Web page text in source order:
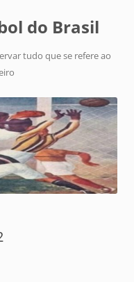
do Brasil
tudo que se refere ao